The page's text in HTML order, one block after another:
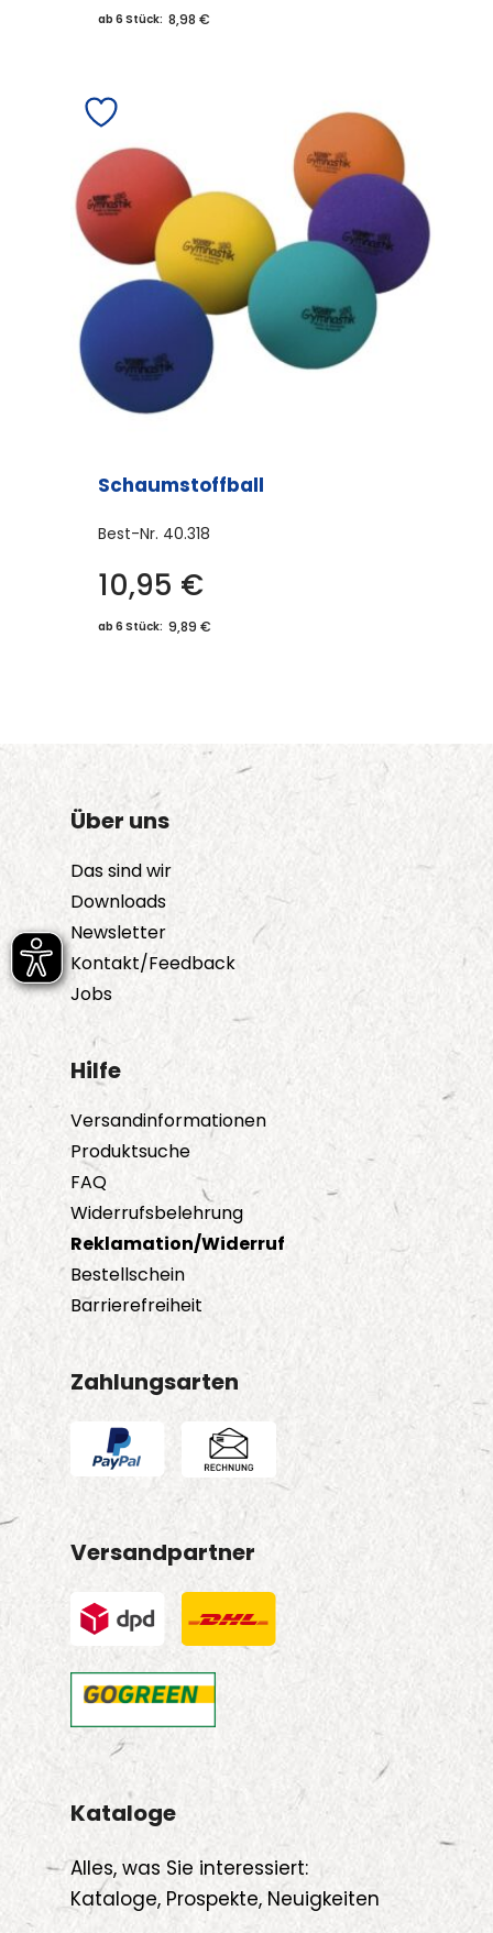
ab 6 Stück: 8,98 €
Schaumstoffball
Best-Nr. 40.318
10,95 €
ab 6 Stück: 9,89 €
Über uns
Das sind wir
Downloads
Newsletter
Kontakt/Feedback
Jobs
Hilfe
Versandinformationen
Produktsuche
FAQ
Widerrufsbelehrung
Reklamation/Widerruf
Bestellschein
Barrierefreiheit
Zahlungsarten
Versandpartner
Kataloge
Alles, was Sie interessiert:
Kataloge, Prospekte, Neuigkeiten